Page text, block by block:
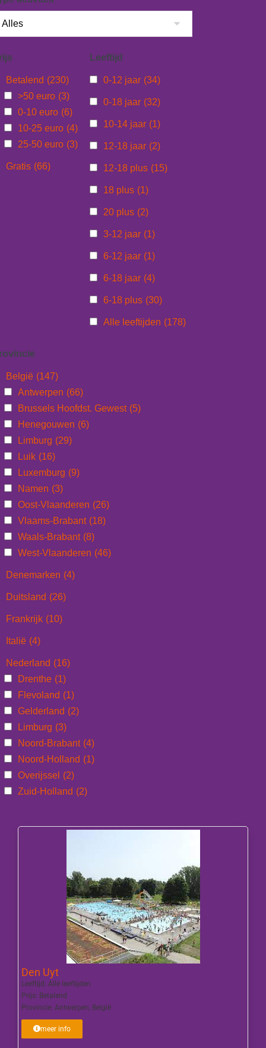
Betalend (230)
>50 euro (3)
0-10 euro (6)
10-25 euro (4)
25-50 euro (3)
Gratis (66)
Leeftijd
0-12 jaar (34)
0-18 jaar (32)
10-14 jaar (1)
12-18 jaar (2)
12-18 plus (15)
18 plus (1)
20 plus (2)
3-12 jaar (1)
6-12 jaar (1)
6-18 jaar (4)
6-18 plus (30)
Alle leeftijden (178)
België (147)
Antwerpen (66)
Brussels Hoofdst. Gewest (5)
Henegouwen (6)
Limburg (29)
Luik (16)
Luxemburg (9)
Namen (3)
Oost-Vlaanderen (26)
Vlaams-Brabant (18)
Waals-Brabant (8)
West-Vlaanderen (46)
Denemarken (4)
Duitsland (26)
Frankrijk (10)
Italië (4)
Nederland (16)
Drenthe (1)
Flevoland (1)
Gelderland (2)
Limburg (3)
Noord-Brabant (4)
Noord-Holland (1)
Overijssel
(2)
Zuid-Holland (2)
Den Uyt
Leeftijd: Alle leeftijden
Prijs: Betalend
Provincie: Antwerpen, België
meer info